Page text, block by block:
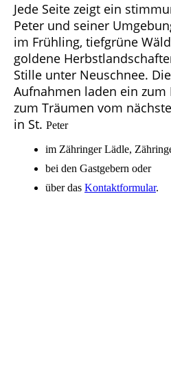
Jede Seite zeigt ein
Peter und seiner
im Frühling, tiefgrüne
goldene
Stille unter Neuschnee.
Aufnahmen laden ein zum
zum Träumen vom
in St. Peter
im Zähringer Lädle,
bei den Gastgebern oder
über das Kontaktformular.